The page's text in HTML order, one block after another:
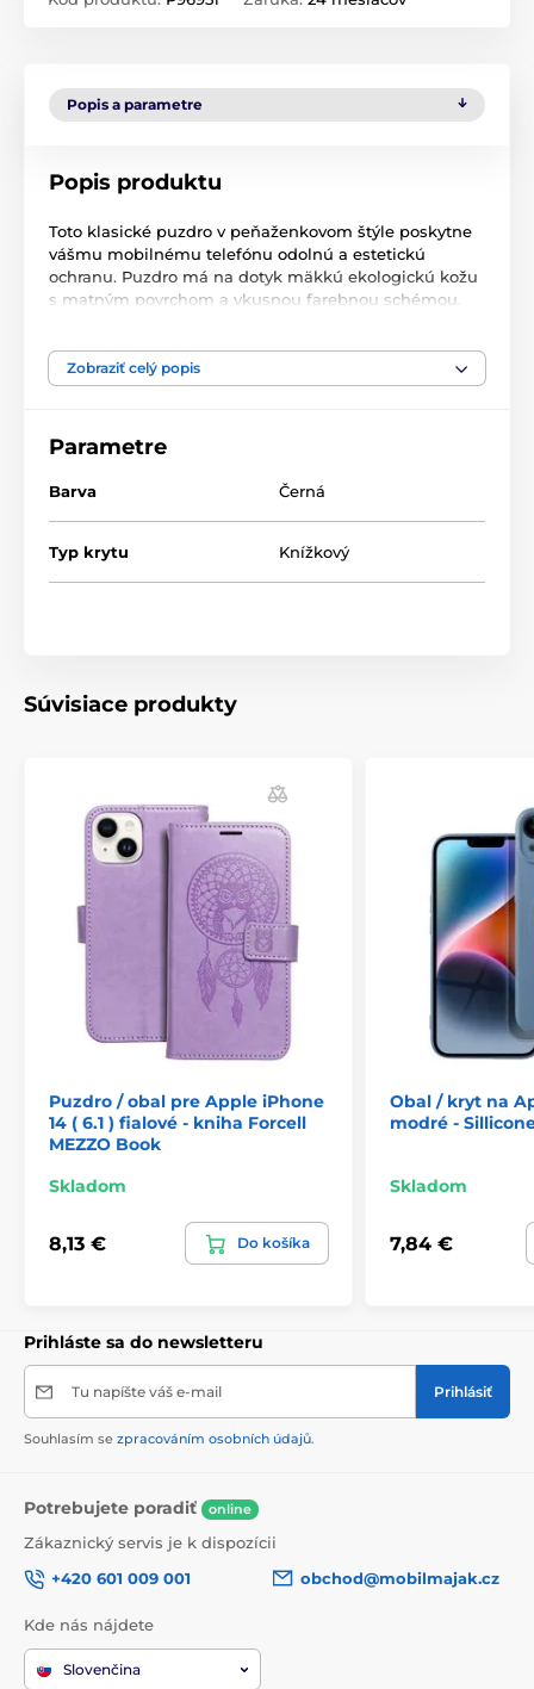
Popis a parametre
Popis produktu
Toto klasické puzdro v peňaženkovom štýle poskytne
vášmu mobilnému telefónu odolnú a estetickú
ochranu. Puzdro má na dotyk mäkkú ekologickú kožu
s matným povrchom a vkusnou farebnou schémou.
vnútornej strane puzdra sa nachádzajú dve vrecká na
kreditné karty, doklady alebo cestovné lístky. Pevné
tlačidlá a uzáver puzdra s integrovaným magnetom
zaisťujú bezpečnosť vášho smartfónu.
Zobraziť celý popis
Parametre
Barva Černá
Typ krytu Knížkový
Súvisiace produkty
Puzdro / obal pre Apple iPhone
14 ( 6.1 ) fialové - kniha Forcell
MEZZO Book
Skladom
8,13 € Do košíka
Obal / kryt na
modré -
Skladom
7,84 €
Prihláste sa do newsletteru
Tu napíšte váš e-mail Prihlásiť
Souhlasím se zpracováním osobních údajů.
Potrebujete poradiť online
Zákaznický servis je k dispozícii
+420 601 009 001
obchod@mobilmajak.cz
Kde nás nájdete
Slovenčina